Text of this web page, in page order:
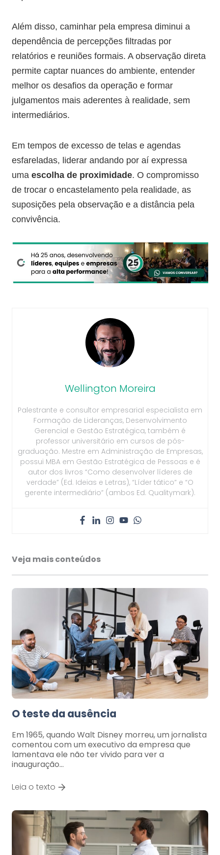
Além disso, caminhar pela empresa diminui a
dependência de percepções filtradas por
relatórios e reuniões formais. A observação direta
permite captar nuances do ambiente, entender
melhor os desafios da operação e formar
julgamentos mais aderentes à realidade, sem
intermediários.
Em tempos de excesso de telas e agendas
esfareladas, liderar andando por aí expressa
uma escolha de proximidade. O compromisso
de trocar o encastelamento pela realidade, as
suposições pela observação e a distância pela
convivência.
Wellington Moreira
Palestrante e consultor empresarial especialista em
Formação de Lideranças, Desenvolvimento
Gerencial e Gestão Estratégica, também é
professor universitário em cursos de pós-
graduação. Mestre em Administração de Empresas,
possui MBA em Gestão Estratégica de Pessoas e é
autor dos livros “Como desenvolver líderes de
verdade” (Ed. Ideias e Letras), “Líder tático” e “O
gerente intermediário” (ambos Ed. Qualitymark).
Veja mais conteúdos
O teste da ausência
Em 1965, quando Walt Disney morreu, um jornalista
comentou com um executivo da empresa que
lamentava ele não ter vivido para ver a
inauguração…
Leia o texto